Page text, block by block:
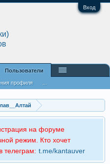
Вход
на форуме
режим. Кто хочет
телеграм: t.me/kantauver
Пользователи
профиля